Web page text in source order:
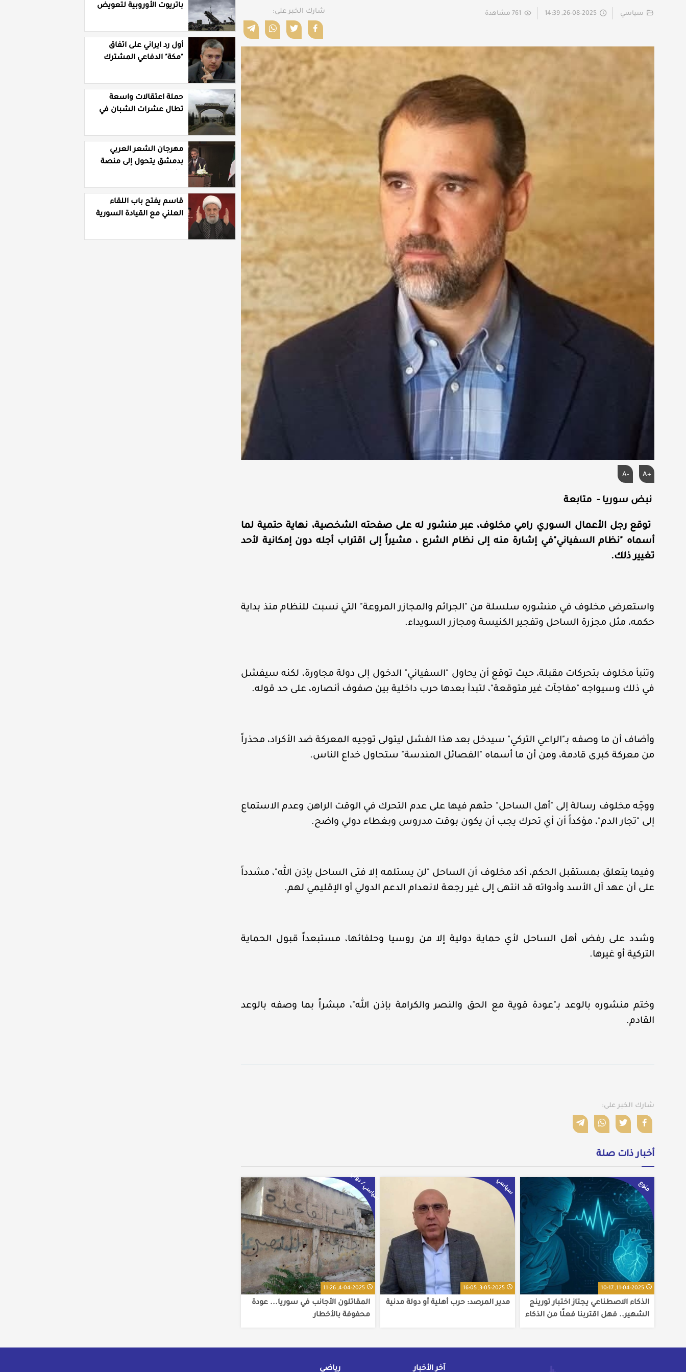
سياسي شارك الخبر على:
A+
A-
نبض سوريا - متابعة
توقع رجل الأعمال السوري رامي مخلوف، عبر منشور له على صفحته الشخصية، نهاية حتمية لما
أسماه "نظام السفياني"في إشارة منه إلى نظام الشرع ، مشيراً إلى اقتراب أجله دون إمكانية لأحد
تغيير ذلك.
واستعرض مخلوف في منشوره سلسلة من "الجرائم والمجازر المروعة" التي نسبت للنظام منذ بداية
حكمه، مثل مجزرة الساحل وتفجير الكنيسة ومجازر السويداء.
وتنبأ مخلوف بتحركات مقبلة، حيث توقع أن يحاول "السفياني" الدخول إلى دولة مجاورة، لكنه سيفشل
في ذلك وسيواجه "مفاجآت غير متوقعة"، لتبدأ بعدها حرب داخلية بين صفوف أنصاره، على حد قوله.
وأضاف أن ما وصفه بـ"الراعي التركي" سيدخل بعد هذا الفشل ليتولى توجيه المعركة ضد الأكراد، محذراً
من معركة كبرى قادمة، ومن أن ما أسماه "الفصائل المندسة" ستحاول خداع الناس.
ووجّه مخلوف رسالة إلى "أهل الساحل" حثهم فيها على عدم التحرك في الوقت الراهن وعدم الاستماع
إلى "تجار الدم"، مؤكداً أن أي تحرك يجب أن يكون بوقت مدروس وبغطاء دولي واضح.
وفيما يتعلق بمستقبل الحكم، أكد مخلوف أن الساحل "لن يستلمه إلا فتى الساحل بإذن الله"، مشدداً
على أن عهد آل الأسد وأدواته قد انتهى إلى غير رجعة لانعدام الدعم الدولي أو الإقليمي لهم.
وشدد على رفض أهل الساحل لأي حماية دولية إلا من روسيا وحلفائها، مستبعداً قبول الحماية
التركية أو غيرها.
وختم منشوره بالوعد بـ"عودة قوية مع الحق والنصر والكرامة بإذن الله"، مبشراً بما وصفه بالوعد
القادم.
شارك الخبر على:
أخبار ذات صلة
منوع
11-04-2025, 10:17
الذكاء الاصطناعي يجتاز اختبار تورينج
الشهير.. فهل اقتربنا فعلًا من الذكاء
سياسي
3-05-2025, 16:05
مدير المرصد: حرب أهلية أو دولة مدنية
سياسي / دولي
4-04-2025, 11:26
المقاتلون الأجانب في سوريا... عودة
محفوفة بالأخطار
باتريوت الأوروبية لتعويض
في مواجهة ايران
أول رد ايراني على اتفاق
"مكة" الدفاعي المشترك
حملة اعتقالات واسعة
تطال عشرات الشبان في
الشرقي
مهرجان الشعر العربي
بدمشق يتحول إلى منصة
السوريات والعربيات
قاسم يفتح باب اللقاء
العلني مع القيادة السورية
بـ"خدمة إسرائيل"
آخر الأخبار رياضي